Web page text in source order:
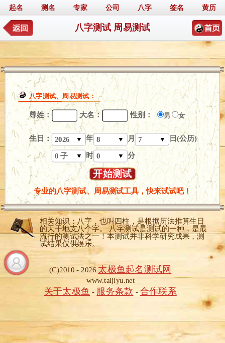
起名 测名 专家 公司 八字 签名 黄历
八字测试 周易测试
尊姓： 大名： 性别： 男 女
生日： 2026 ▼ 年 8 ▼ 月 7 ▼ 日(公历)
0 子 ▼ 时 0 ▼ 分
八字测试、周易测试：
专业的八字测试、周易测试工具，快来试试吧！
相关知识：八字，也叫四柱，是根据历法推算生日
的天干地支八个字。 八字测试是测试的一种，是最
流行的测试法之一！本测试并非科学研究成果，测
试结果仅供娱乐。
(C)2010 - 2026 太极鱼起名测试网
www.taijiyu.net
关于太极鱼 - 服务条款 - 合作联系